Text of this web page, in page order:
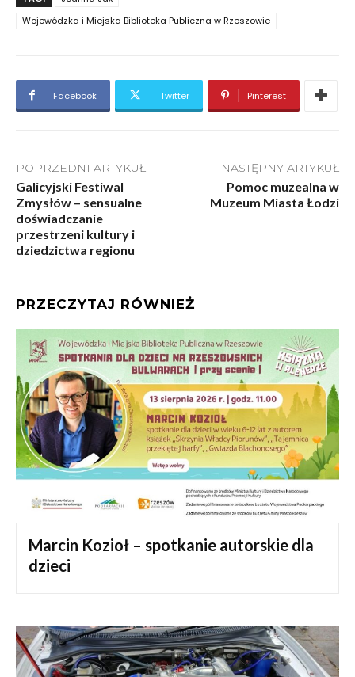
Wojewódzka i Miejska Biblioteka Publiczna w Rzeszowie
Facebook Twitter Pinterest
POPRZEDNI ARTYKUŁ
Galicyjski Festiwal
Zmysłów – sensualne
doświadczanie
przestrzeni kultury i
dziedzictwa regionu
NASTĘPNY ARTYKUŁ
Pomoc muzealna w
Muzeum Miasta Łodzi
PRZECZYTAJ RÓWNIEŻ
Marcin Kozioł – spotkanie autorskie dla
dzieci